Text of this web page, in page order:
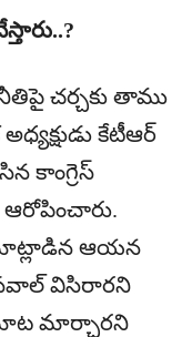
చర్చకు తాము
కేటీఆర్‌
కాంగ్రెస్
ఆరోపించారు.
ఆయన
సవాల్ విసిరారని
మాట మార్చారని